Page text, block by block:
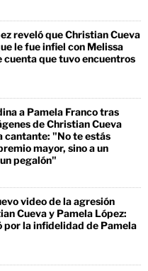
reveló que Christian Cueva
le fue infiel con Melissa
cuenta que tuvo encuentros
a Pamela Franco tras
de Christian Cueva
cantante: "No te estás
mayor, sino a un
pegalón"
video de la agresión
Cueva y Pamela López:
por la infidelidad de Pamela